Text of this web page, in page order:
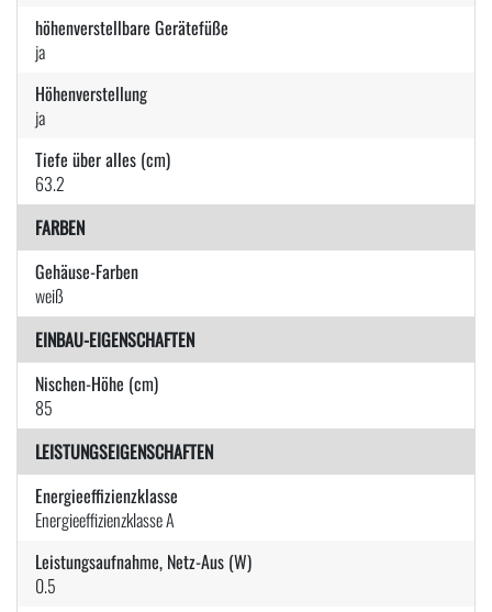
höhenverstellbare Gerätefüße
ja
Höhenverstellung
ja
Tiefe über alles (cm)
63.2
FARBEN
Gehäuse-Farben
weiß
EINBAU-EIGENSCHAFTEN
Nischen-Höhe (cm)
85
LEISTUNGSEIGENSCHAFTEN
Energieeffizienzklasse
Energieeffizienzklasse A
Leistungsaufnahme, Netz-Aus (W)
0.5